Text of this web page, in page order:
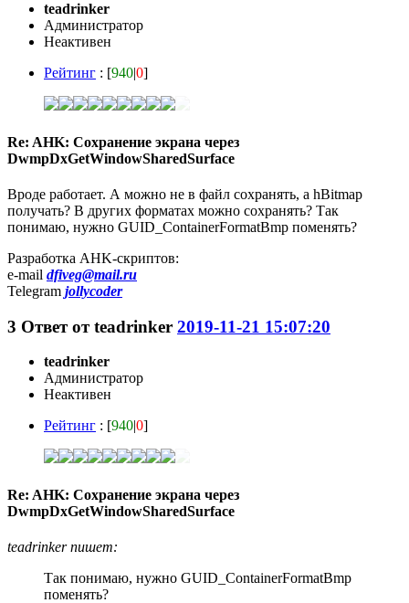
teadrinker
Администратор
Неактивен
Рейтинг : [940|0]
Re: AHK: Сохранение экрана через
DwmpDxGetWindowSharedSurface
Вроде работает. А можно не в файл сохранять, а hBitmap
получать? В других форматах можно сохранять? Так
понимаю, нужно GUID_ContainerFormatBmp поменять?
Разработка AHK-скриптов:
e-mail dfiveg@mail.ru
Telegram jollycoder
3 Ответ отteadrinker 2019-11-21 15:07:20
teadrinker
Администратор
Неактивен
Рейтинг : [940|0]
Re: AHK: Сохранение экрана через
DwmpDxGetWindowSharedSurface
teadrinker пишет:
Так понимаю, нужно GUID_ContainerFormatBmp
поменять?